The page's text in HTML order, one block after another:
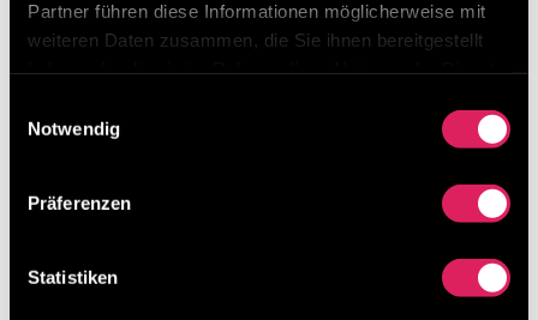
Partner führen diese Informationen möglicherweise mit
weiteren Daten zusammen, die Sie ihnen bereitgestellt
Notwendig
Präferenzen
Statistiken
hinten als Gegenlicht. Leider ist in meinem kleinen
Präsenter um die PPT weiterklicken zu können
Maus klicken zu müssen.“Ich halte die meisten